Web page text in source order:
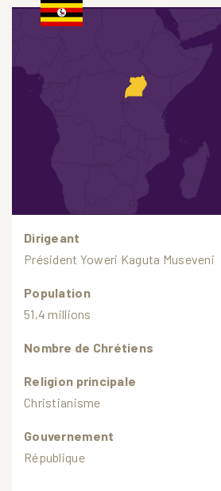
Dirigeant
Président Yoweri Kaguta Museveni
Population
51,4 millions
Nombre de Chrétiens
Religion principale
Christianisme
Gouvernement
République